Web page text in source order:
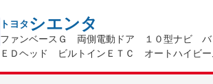
トヨタ シエンタ
ファンベースＧ 両側電動ドア １０型ナビ
ＥＤヘッド ビルトインＥＴＣ オートハイビ